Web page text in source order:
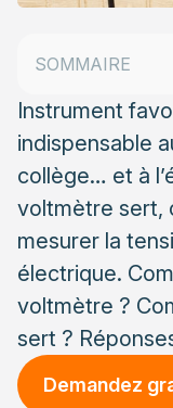
Instrument
indispensable
collège… et à
voltmètre sert,
mesurer la
électrique.
voltmètre ?
sert ?
Demandez
SOMMAIRE
Comment